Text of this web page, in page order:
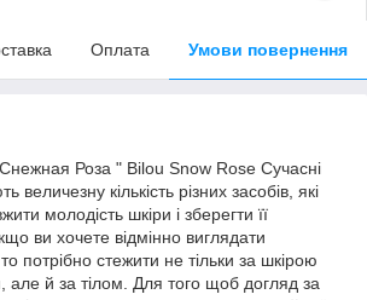
Оплата Умови повернення
Роза " Bilou Snow Rose Сучасні
величезну кількість різних засобів, які
молодість шкіри і зберегти її
ви хочете відмінно виглядати
потрібно стежити не тільки за шкірою
але й за тілом. Для того щоб догляд за